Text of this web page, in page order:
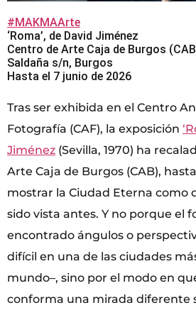
#MAKMAArte
‘Roma’, de David Jiménez
Centro de Arte Caja de Burgos
Saldaña s/n, Burgos
Hasta el 7 junio de 2026
Tras ser exhibida en el Centro
Fotografía (CAF), la exposición
Jiménez (Sevilla, 1970) ha
Arte Caja de Burgos (CAB),
mostrar la Ciudad Eterna como
sido vista antes. Y no porque el
encontrado ángulos o
difícil en una de las ciudades
mundo–, sino por el modo en
conforma una mirada diferente